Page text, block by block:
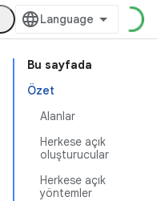
Bu sayfada
Özet
Alanlar
Herkese açık
oluşturucular
Herkese açık
yöntemler